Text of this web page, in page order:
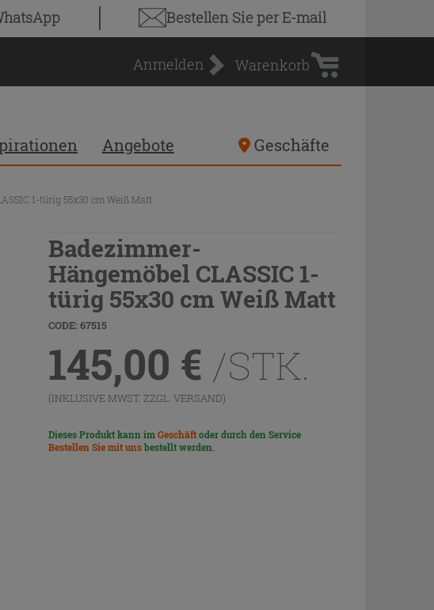
Bestellen Sieper E-mail
Anmelden
Warenkorb
Warenkorb
Angebote Geschäfte
1-türig 55x30 cm Weiß Matt
Badezimmer-
Hängemöbel CLASSIC 1-
türig 55x30 cm Weiß Matt
CODE: 67515
145,00 € /STK.
(INKLUSIVE MWST. ZZGL. VERSAND)
Dieses Produkt kann imGeschäftoder durch den Service
Bestellen Sie mit unsbestellt werden.